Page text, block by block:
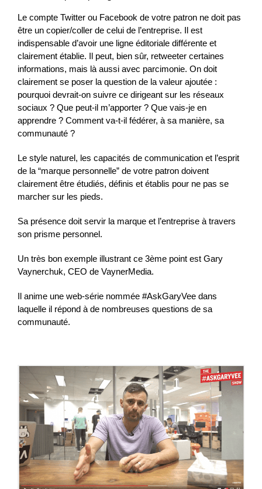
Le compte Twitter ou Facebook de votre patron ne doit pas
être un copier/coller de celui de l’entreprise. Il est
indispensable d’avoir une ligne éditoriale différente et
clairement établie. Il peut, bien sûr, retweeter certaines
informations, mais là aussi avec parcimonie. On doit
clairement se poser la question de la valeur ajoutée :
pourquoi devrait-on suivre ce dirigeant sur les réseaux
sociaux ? Que peut-il m’apporter ? Que vais-je en
apprendre ? Comment va-t-il fédérer, à sa manière, sa
communauté ?
Le style naturel, les capacités de communication et l’esprit
de la “marque personnelle” de votre patron doivent
clairement être étudiés, définis et établis pour ne pas se
marcher sur les pieds.
Sa présence doit servir la marque et l’entreprise à travers
son prisme personnel.
Un très bon exemple illustrant ce 3ème point est Gary
Vaynerchuk, CEO de VaynerMedia.
Il anime une web-série nommée #AskGaryVee dans
laquelle il répond à de nombreuses questions de sa
communauté.